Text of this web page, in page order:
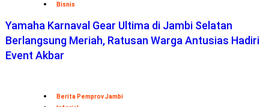
Bisnis
Yamaha Karnaval Gear Ultima di Jambi Selatan
Berlangsung Meriah, Ratusan Warga Antusias Hadiri
Event Akbar
Berita Pemprov Jambi